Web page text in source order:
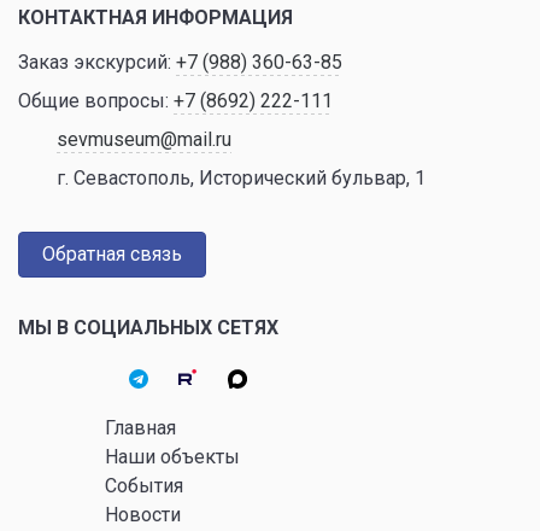
КОНТАКТНАЯ ИНФОРМАЦИЯ
Заказ экскурсий: +7 (988) 360-63-85
Общие вопросы: +7 (8692) 222-111
sevmuseum@mail.ru
г. Севастополь, Исторический бульвар, 1
Обратная связь
МЫ В СОЦИАЛЬНЫХ СЕТЯХ
Главная
Наши объекты
События
Новости